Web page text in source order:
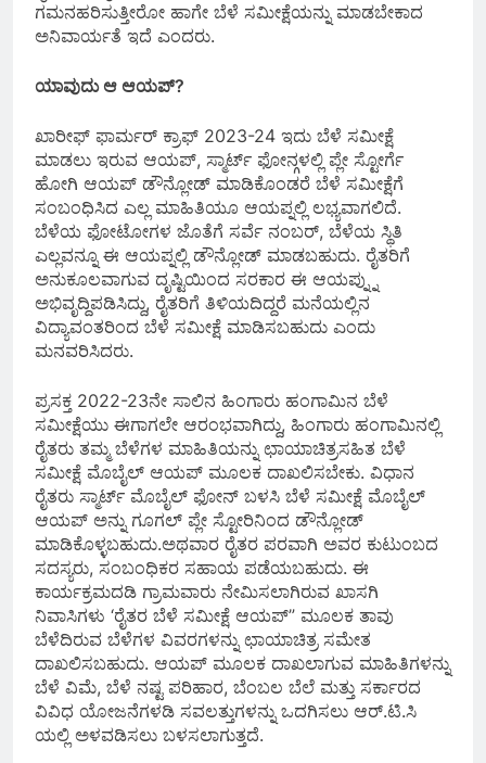
ಗಮನಹರಿಸುತ್ತೀರೋ ಹಾಗೇ ಬೆಳೆ ಸಮೀಕ್ಷೆಯನ್ನು ಮಾಡಬೇಕಾದ
ಅನಿವಾರ್ಯತೆ ಇದೆ ಎಂದರು.
ಯಾವುದು ಆ ಆಯಪ್?
ಖಾರೀಫ್ ಫಾರ್ಮರ್ ಕ್ರಾಫ್ 2023-24 ಇದು ಬೆಳೆ ಸಮೀಕ್ಷೆ
ಮಾಡಲು ಇರುವ ಆಯಪ್, ಸ್ಮಾರ್ಟ್ ಫೋನ್ಗಳಲ್ಲಿ ಪ್ಲೇ ಸ್ಟೋರ್ಗೆ
ಹೋಗಿ ಆಯಪ್ ಡೌನ್ಲೋಡ್ ಮಾಡಿಕೊಂಡರೆ ಬೆಳೆ ಸಮೀಕ್ಷೆಗೆ
ಸಂಬಂಧಿಸಿದ ಎಲ್ಲ ಮಾಹಿತಿಯೂ ಆಯಪ್ನಲ್ಲಿ ಲಭ್ಯವಾಗಲಿದೆ.
ಬೆಳೆಯ ಫೋಟೋಗಳ ಜೊತೆಗೆ ಸರ್ವೆ ನಂಬರ್, ಬೆಳೆಯ ಸ್ಥಿತಿ
ಎಲ್ಲವನ್ನೂ ಈ ಆಯಪ್ನಲ್ಲಿ ಡೌನ್ಲೋಡ್ ಮಾಡಬಹುದು. ರೈತರಿಗೆ
ಅನುಕೂಲವಾಗುವ ದೃಷ್ಟಿಯಿಂದ ಸರಕಾರ ಈ ಆಯಪ್ನ್ನು
ಅಭಿವೃದ್ದಿಪಡಿಸಿದ್ದು, ರೈತರಿಗೆ ತಿಳಿಯದಿದ್ದರೆ ಮನೆಯಲ್ಲಿನ
ವಿದ್ಯಾವಂತರಿಂದ ಬೆಳೆ ಸಮೀಕ್ಷೆ ಮಾಡಿಸಬಹುದು ಎಂದು
ಮನವರಿಸಿದರು.
ಪ್ರಸಕ್ತ 2022-23ನೇ ಸಾಲಿನ ಹಿಂಗಾರು ಹಂಗಾಮಿನ ಬೆಳೆ
ಸಮೀಕ್ಷೆಯು ಈಗಾಗಲೇ ಆರಂಭವಾಗಿದ್ದು, ಹಿಂಗಾರು ಹಂಗಾಮಿನಲ್ಲಿ
ರೈತರು ತಮ್ಮ ಬೆಳೆಗಳ ಮಾಹಿತಿಯನ್ನು ಛಾಯಾಚಿತ್ರಸಹಿತ ಬೆಳೆ
ಸಮೀಕ್ಷೆ ಮೊಬೈಲ್ ಆಯಪ್ ಮೂಲಕ ದಾಖಲಿಸಬೇಕು. ವಿಧಾನ
ರೈತರು ಸ್ಮಾರ್ಟ್ ಮೊಬೈಲ್ ಫೋನ್ ಬಳಸಿ ಬೆಳೆ ಸಮೀಕ್ಷೆ ಮೊಬೈಲ್
ಆಯಪ್ ಅನ್ನು ಗೂಗಲ್ ಪ್ಲೇ ಸ್ಟೋರಿನಿಂದ ಡೌನ್ಲೋಡ್
ಮಾಡಿಕೊಳ್ಳಬಹುದು.ಅಥವಾರ ರೈತರ ಪರವಾಗಿ ಅವರ ಕುಟುಂಬದ
ಸದಸ್ಯರು, ಸಂಬಂಧಿಕರ ಸಹಾಯ ಪಡೆಯಬಹುದು. ಈ
ಕಾರ್ಯಕ್ರಮದಡಿ ಗ್ರಾಮವಾರು ನೇಮಿಸಲಾಗಿರುವ ಖಾಸಗಿ
ನಿವಾಸಿಗಳು ‘ರೈತರ ಬೆಳೆ ಸಮೀಕ್ಷೆ ಆಯಪ್” ಮೂಲಕ ತಾವು
ಬೆಳೆದಿರುವ ಬೆಳೆಗಳ ವಿವರಗಳನ್ನು ಛಾಯಾಚಿತ್ರ ಸಮೇತ
ದಾಖಲಿಸಬಹುದು. ಆಯಪ್ ಮೂಲಕ ದಾಖಲಾಗುವ ಮಾಹಿತಿಗಳನ್ನು
ಬೆಳೆ ವಿಮೆ, ಬೆಳೆ ನಷ್ಟ ಪರಿಹಾರ, ಬೆಂಬಲ ಬೆಲೆ ಮತ್ತು ಸರ್ಕಾರದ
ವಿವಿಧ ಯೋಜನೆಗಳಡಿ ಸವಲತ್ತುಗಳನ್ನು ಒದಗಿಸಲು ಆರ್.ಟಿ.ಸಿ
ಯಲ್ಲಿ ಅಳವಡಿಸಲು ಬಳಸಲಾಗುತ್ತದೆ.